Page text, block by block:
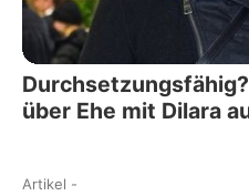
über Ehe mit Dilara
Artikel -